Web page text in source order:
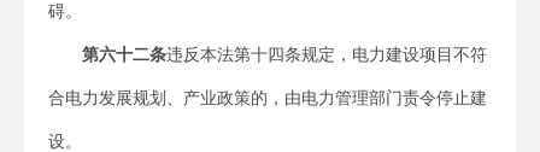
碍。
第六十二条违反本法第十四条规定，电力建设项目不符
合电力发展规划、产业政策的，由电力管理部门责令停止建
设。